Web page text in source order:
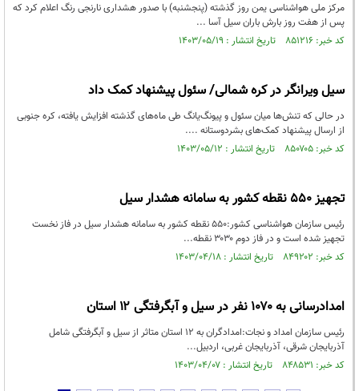
مرکز ملی هواشناسی یمن روز گذشته (پنجشنبه) با صدور هشداری نارنجی رنگ اعلام کرد که
پس از هفت روز بارش باران سیل آسا ...
کد خبر: ۸۵۱۲۱۶ تاریخ انتشار : ۱۴۰۳/۰۵/۱۹
سیل ویرانگر در کره شمالی/ سئول پیشنهاد کمک داد
در حالی که تنش‌ها میان سئول و پیونگ‌یانگ طی ماه‌های گذشته افزایش یافته، کره جنوبی
از ارسال پیشنهاد کمک‌های بشردوستانه ....
کد خبر: ۸۵۰۷۰۵ تاریخ انتشار : ۱۴۰۳/۰۵/۱۲
تجهیز ۵۵۰ نقطه کشور به سامانه هشدار سیل
رئیس سازمان هواشناسی کشور:۵۵۰ نقطه کشور به سامانه هشدار سیل در فاز نخست
تجهیز شده است و در فاز دوم ۳۰۳۰ نقطه...
کد خبر: ۸۴۹۲۰۲ تاریخ انتشار : ۱۴۰۳/۰۴/۱۸
امدادرسانی به ۱۰۷۰ نفر در سیل و آبگرفتگی ۱۲ استان
رئیس سازمان امداد و نجات:امدادگران به ١٢ استان متاثر از سیل و آبگرفتگی شامل
آذربایجان شرقی، آذربایجان غربی، اردبیل...
کد خبر: ۸۴۸۵۳۱ تاریخ انتشار : ۱۴۰۳/۰۴/۰۷